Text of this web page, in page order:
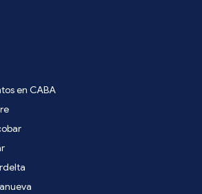
en CABA